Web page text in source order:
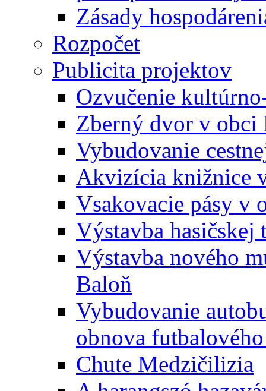
Zásady
Rozpočet
Publicita projektov
Ozvučenie
Zberný dvor v obci
Vybudovanie
Akvizícia knižnice
Vsakovacie pásy v
Výstavba
Výstavba nového
Baloň
Vybudovanie
obnova
Chute Medzičilizia